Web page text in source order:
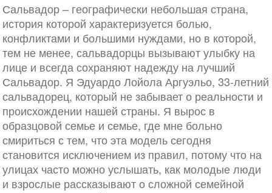
Сальвадор – географически небольшая страна,
история которой характеризуется болью,
конфликтами и большими нуждами, но в которой,
тем не менее, сальвадорцы вызывают улыбку на
лице и всегда сохраняют надежду на лучший
Сальвадор. Я Эдуардо Лойола Аргуэльо, 33-летний
сальвадорец, который не забывает о реальности и
происхождении нашей страны. Я вырос в
образцовой семье и семье, где мне больно
смириться с тем, что эта модель сегодня
становится исключением из правил, потому что на
улицах часто можно услышать, как молодые люди
и взрослые рассказывают о сложной семейной